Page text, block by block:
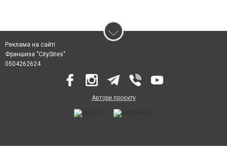
Реклама на сайті
Франшиза "CitySites"
0504262624
Автори проєкту